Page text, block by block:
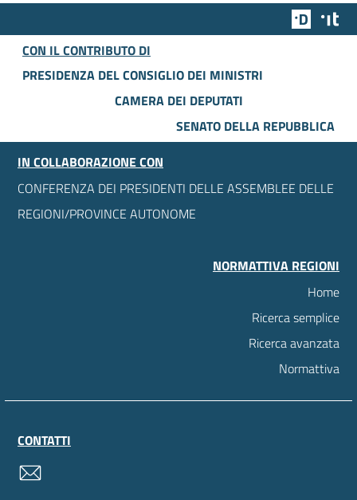
Team
CON IL CONTRIBUTO DI
PRESIDENZA DEL CONSIGLIO DEI MINISTRI
CAMERA DEI DEPUTATI
SENATO DELLA REPUBBLICA
IN COLLABORAZIONE CON
CONFERENZA DEI PRESIDENTI DELLE ASSEMBLEE DELLE
REGIONI/PROVINCE AUTONOME
NORMATTIVA REGIONI
Home
Ricerca semplice
Ricerca avanzata
Normattiva
CONTATTI